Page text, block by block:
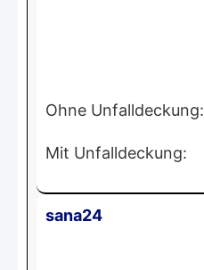
Ohne Unfalldeckung:
Mit Unfalldeckung:
sana24